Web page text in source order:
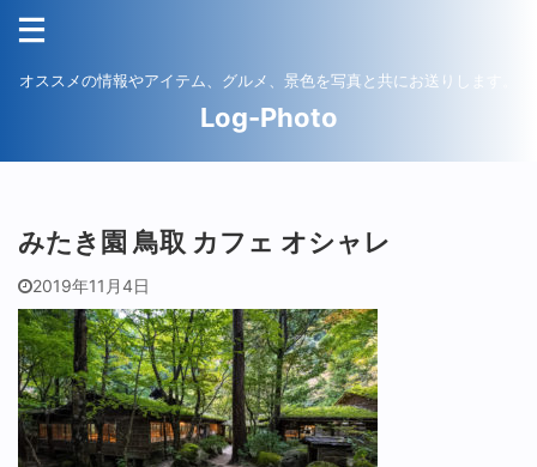
オススメの情報やアイテム、グルメ、景色を写真と共にお送りします。
Log-Photo
みたき園 鳥取 カフェ オシャレ
2019年11月4日